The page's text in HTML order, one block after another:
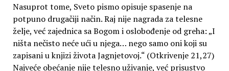
Nasuprot tome, Sveto pismo opisuje spasenje na
potpuno drugačiji način. Raj nije nagrada za telesne
želje, već zajednica sa Bogom i oslobođenje od greha: „I
ništa nečisto neće ući u njega… nego samo oni koji su
zapisani u knjizi života Jagnjetovoj.“ (Otkrivenje 21,27)
Najveće obećanje nije telesno uživanje, već prisustvo